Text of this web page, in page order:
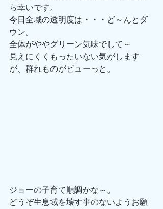
ら幸いです。
今日全域の透明度は・・・ど～んとダ
ウン。
全体がややグリーン気味でして～
見えにくくもったいない気がします
が、群れものがビューっと。
ジョーの子育て順調かな～。
どうぞ生息域を壊す事のないようお願